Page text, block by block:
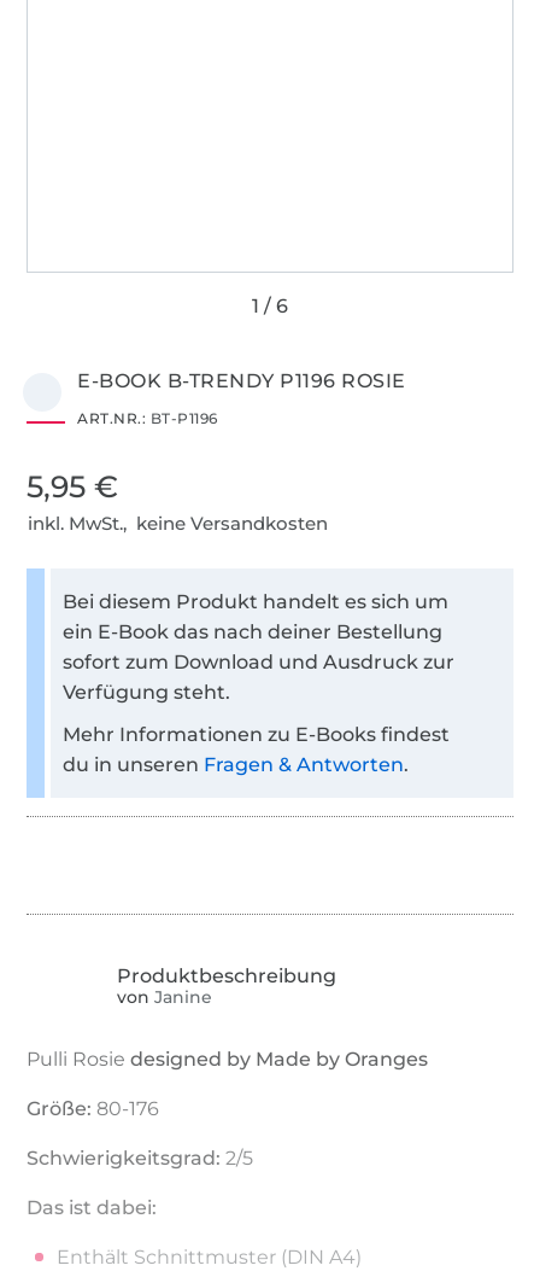
E-BOOK B-TRENDY P1196 ROSIE
ART.NR.: BT-P1196
5,95 €
inkl. MwSt., keine Versandkosten
Bei diesem Produkt handelt es sich um
ein E-Book das nach deiner Bestellung
sofort zum Download und Ausdruck zur
Verfügung steht.
Mehr Informationen zu E-Books findest
du in unseren Fragen & Antworten.
von Janine
Pulli Rosie designed by Made by Oranges
Größe: 80-176
Schwierigkeitsgrad: 2/5
Das ist dabei:
Enthält Schnittmuster (DIN A4)